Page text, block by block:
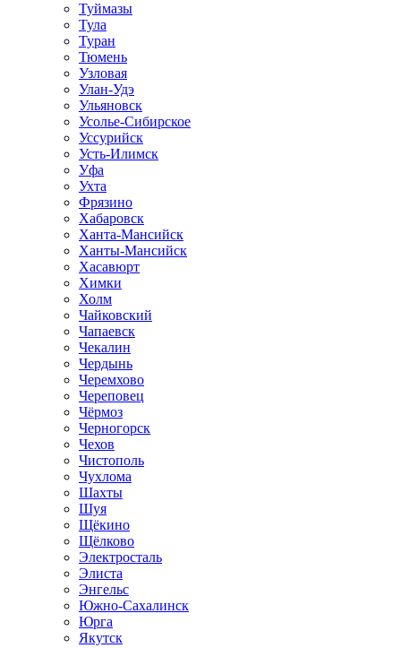
Туймазы
Тула
Туран
Тюмень
Узловая
Улан-Удэ
Ульяновск
Усолье-Сибирское
Уссурийск
Усть-Илимск
Уфа
Ухта
Фрязино
Хабаровск
Ханта-Мансийск
Ханты-Мансийск
Хасавюрт
Химки
Холм
Чайковский
Чапаевск
Чекалин
Чердынь
Черемхово
Череповец
Чёрмоз
Черногорск
Чехов
Чистополь
Чухлома
Шахты
Шуя
Щёкино
Щёлково
Электросталь
Элиста
Энгельс
Южно-Сахалинск
Юрга
Якутск